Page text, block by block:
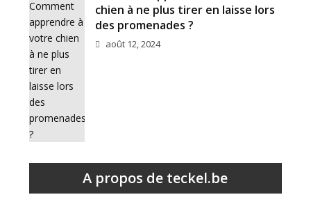
chien à ne plus tirer en laisse lors
des promenades ?
août 12, 2024
A propos de teckel.be